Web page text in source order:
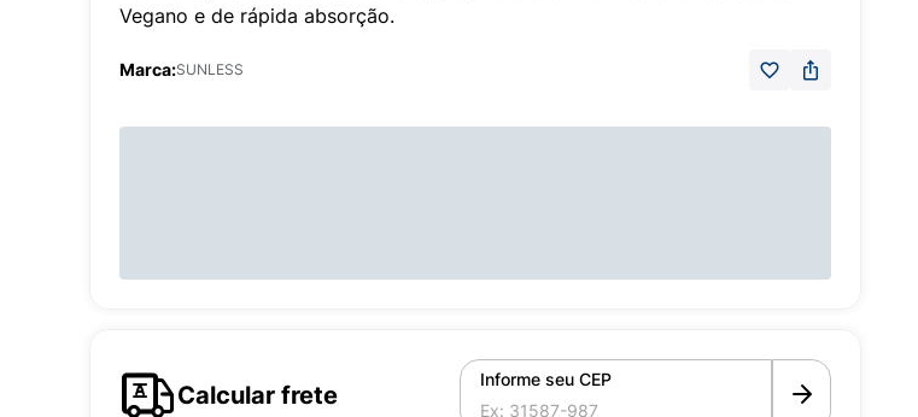
Vegano e de rápida absorção.
Marca:SUNLESS
Calcular frete
Informe seu CEP